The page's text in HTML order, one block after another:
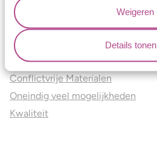
Weigeren
Details tonen
Certificaten
Blogs
Jouw voordelen
Conflictvrije Materialen
Oneindig veel mogelijkheden
Kwaliteit